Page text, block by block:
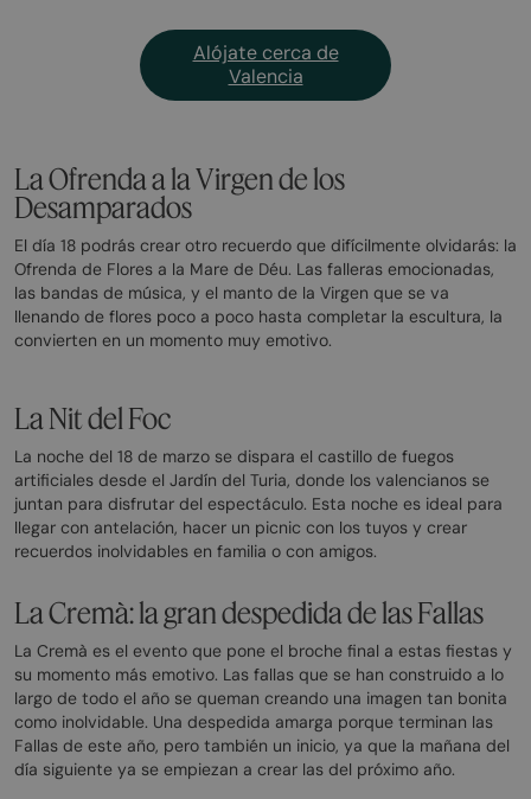
Alójate cerca de
Valencia
La Ofrenda a la Virgen de los
Desamparados
El día 18 podrás crear otro recuerdo que difícilmente olvidarás: la
Ofrenda de Flores a la Mare de Déu. Las falleras emocionadas,
las bandas de música, y el manto de la Virgen que se va
llenando de flores poco a poco hasta completar la escultura, la
convierten en un momento muy emotivo.
La Nit del Foc
La noche del 18 de marzo se dispara el castillo de fuegos
artificiales desde el Jardín del Turia, donde los valencianos se
juntan para disfrutar del espectáculo. Esta noche es ideal para
llegar con antelación, hacer un picnic con los tuyos y crear
recuerdos inolvidables en familia o con amigos.
La Cremà: la gran despedida de las Fallas
La Cremà es el evento que pone el broche final a estas fiestas y
su momento más emotivo. Las fallas que se han construido a lo
largo de todo el año se queman creando una imagen tan bonita
como inolvidable. Una despedida amarga porque terminan las
Fallas de este año, pero también un inicio, ya que la mañana del
día siguiente ya se empiezan a crear las del próximo año.